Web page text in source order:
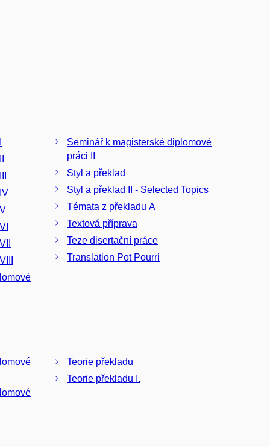
Seminář k magisterské diplomové
práci II
Styl a překlad
Styl a překlad II - Selected Topics
Témata z překladu A
Textová příprava
Teze disertační práce
Translation Pot Pourri
Teorie překladu
Teorie překladu I.